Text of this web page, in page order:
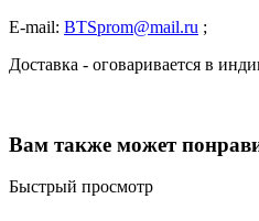
E-mail: BTSprom@mail.ru ;
Доставка - оговаривается в
Вам также может
Быстрый просмотр